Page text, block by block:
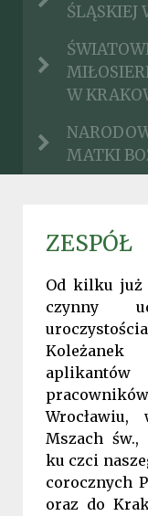
ŚLĄSKIEJ
W
MATKI
ZESPÓŁ
Od kilku już
czynny
Mszach św.,
ku czci
corocznych
oraz do